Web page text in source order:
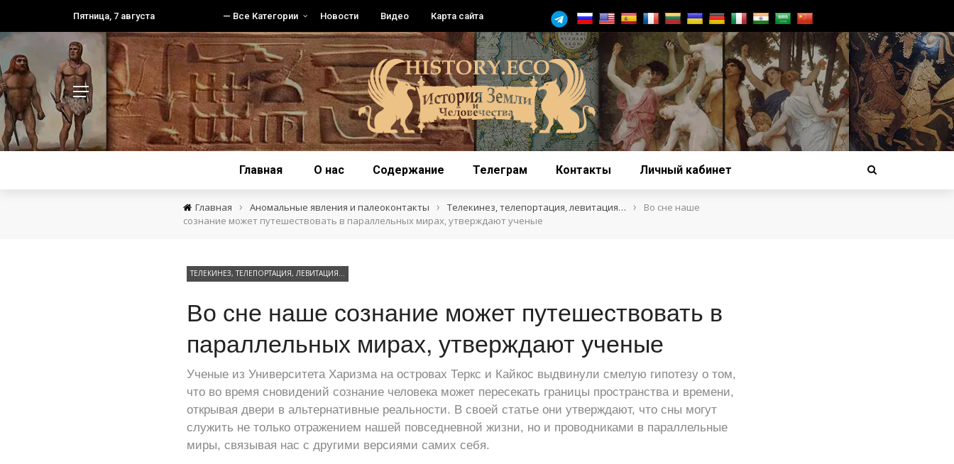
Пятница, 7 августа — Все Категории Новости Видео Карта сайта
Главная О нас Содержание Телеграм Контакты Личный кабинет
Главная › Аномальные явления и палеоконтакты › Телекинез, телепортация, левитация… ›
Во сне наше
сознание может путешествовать в параллельных мирах, утверждают ученые
ТЕЛЕКИНЕЗ, ТЕЛЕПОРТАЦИЯ, ЛЕВИТАЦИЯ…
Во сне наше сознание может путешествовать в
параллельных мирах, утверждают ученые
Ученые из Университета Харизма на островах Теркс и Кайкос выдвинули смелую гипотезу о том,
что во время сновидений сознание человека может пересекать границы пространства и времени,
открывая двери в альтернативные реальности. В своей статье они утверждают, что сны могут
служить не только отражением нашей повседневной жизни, но и проводниками в параллельные
миры, связывая нас с другими версиями самих себя.